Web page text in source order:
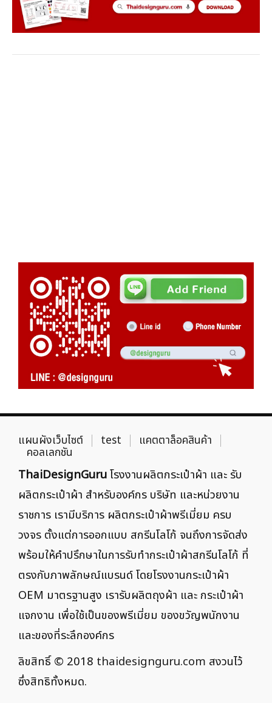
แผนผังเว็บไซต์ test แคตตาล็อคสินค้า
คอลเลกชัน
ThaiDesignGuruโรงงานผลิตกระเป๋าผ้า และ รับ
ผลิตกระเป๋าผ้า สำหรับองค์กร บริษัท และหน่วยงาน
ราชการ เรามีบริการ ผลิตกระเป๋าผ้าพรีเมี่ยม ครบ
วงจร ตั้งแต่การออกแบบ สกรีนโลโก้ จนถึงการจัดส่ง
พร้อมให้คำปรึกษาในการรับทำกระเป๋าผ้าสกรีนโลโก้ ที่
ตรงกับภาพลักษณ์แบรนด์ โดยโรงงานกระเป๋าผ้า
OEM มาตรฐานสูง เรารับผลิตถุงผ้า และ กระเป๋าผ้า
แจกงาน เพื่อใช้เป็นของพรีเมี่ยม ของขวัญพนักงาน
และของที่ระลึกองค์กร
ลิขสิทธิ์ © 2018 thaidesignguru.com สงวนไว้
ซึ่งสิทธิทั้งหมด.